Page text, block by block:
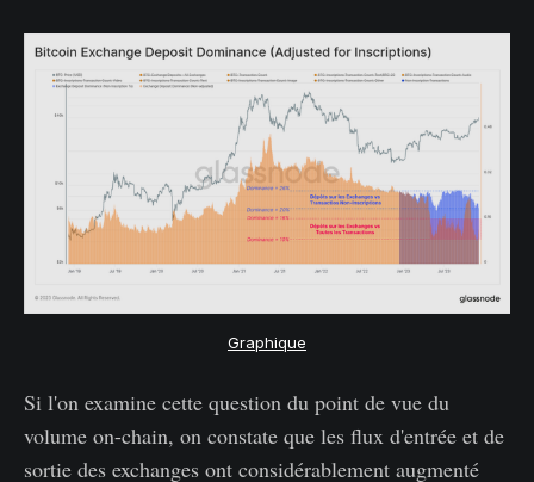
Graphique
Si l'on examine cette question du point de vue du
volume on-chain, on constate que les flux d'entrée et de
sortie des exchanges ont considérablement augmenté